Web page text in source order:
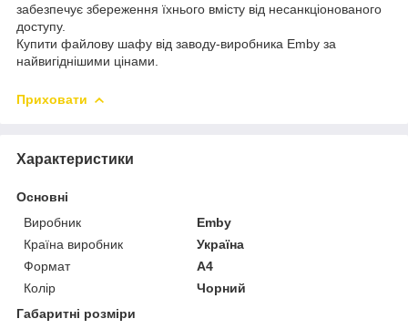
забезпечує збереження їхнього вмісту від несанкціонованого
доступу.
Купити файлову шафу від заводу-виробника Emby за
найвигіднішими цінами.
Приховати
Характеристики
Основні
Виробник
Emby
Країна виробник
Україна
Формат
A4
Колір
Чорний
Габаритні розміри